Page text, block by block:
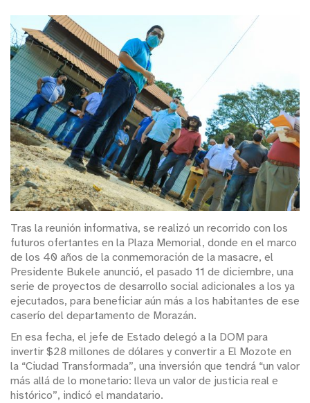
Tras la reunión informativa, se realizó un recorrido con los
futuros ofertantes en la Plaza Memorial, donde en el marco
de los 40 años de la conmemoración de la masacre, el
Presidente Bukele anunció, el pasado 11 de diciembre, una
serie de proyectos de desarrollo social adicionales a los ya
ejecutados, para beneficiar aún más a los habitantes de ese
caserío del departamento de Morazán.
En esa fecha, el jefe de Estado delegó a la DOM para
invertir $28 millones de dólares y convertir a El Mozote en
la “Ciudad Transformada”, una inversión que tendrá “un valor
más allá de lo monetario: lleva un valor de justicia real e
histórico”, indicó el mandatario.